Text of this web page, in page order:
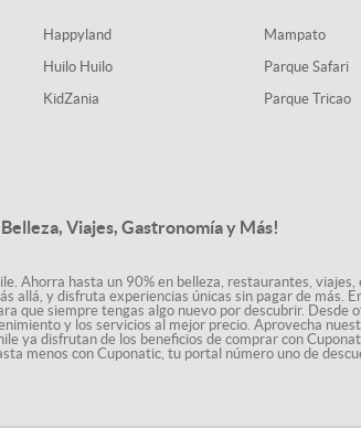
Happyland
Huilo Huilo
KidZania
Mampato
Parque Safari
Parque Tricao
Viajes, Gastronomía y Más!
Ahorra hasta un 90% en belleza, restaurantes,
allá, y disfruta experiencias únicas sin pagar de más.
que siempre tengas algo nuevo por descubrir.
y los servicios al mejor precio. Aprovecha
ya disfrutan de los beneficios de comprar con
menos con Cuponatic, tu portal número uno de